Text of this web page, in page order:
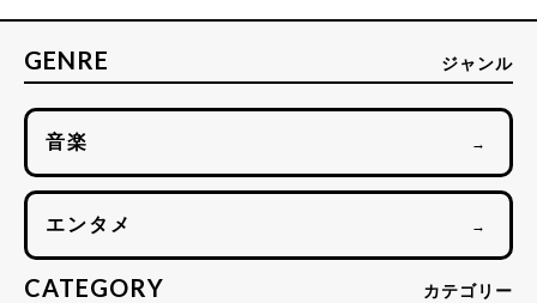
GENRE ジャンル
音楽 →
エンタメ →
CATEGORY カテゴリー